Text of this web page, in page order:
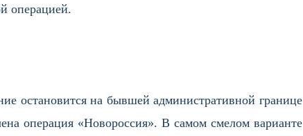
операцией.
остановится на бывшей административной границе
операция «Новороссия». В самом смелом варианте